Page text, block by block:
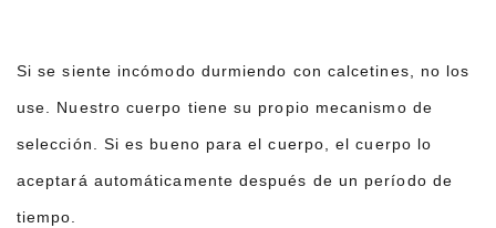
Si se siente incómodo durmiendo con calcetines, no los
use. Nuestro cuerpo tiene su propio mecanismo de
selección. Si es bueno para el cuerpo, el cuerpo lo
aceptará automáticamente después de un período de
tiempo.